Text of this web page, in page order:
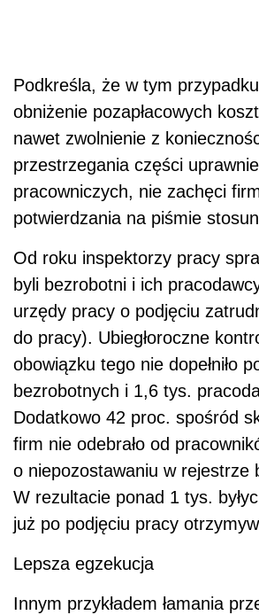
Podkreśla, że w tym
obniżenie pozapłacowych
nawet zwolnienie z
przestrzegania części
pracowniczych, nie zachęci
potwierdzania na piśmie
Od roku inspektorzy pracy
byli bezrobotni i ich
urzędy pracy o podjęciu
do pracy). Ubiegłoroczne
obowiązku tego nie dopełniło
bezrobotnych i 1,6 tys.
Dodatkowo 42 proc. spośród
firm nie odebrało od
o niepozostawaniu w rejestrze
W rezultacie ponad 1 tys.
już po podjęciu pracy
Lepsza egzekucja
Innym przykładem łamania